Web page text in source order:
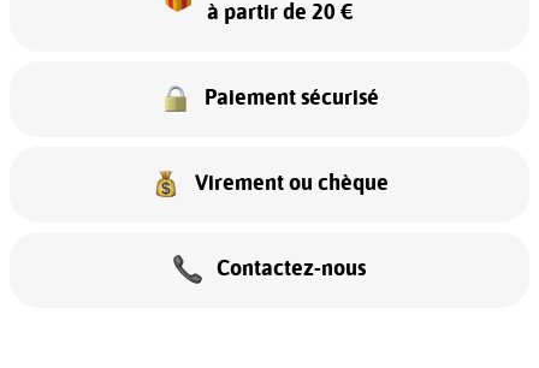
à partir de 20 €
Paiement sécurisé
Virement ou chèque
Contactez-nous